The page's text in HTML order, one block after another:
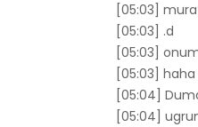
[05:03]
[05:03] .d
[05:03]
[05:03] haha
[05:04]
[05:04]